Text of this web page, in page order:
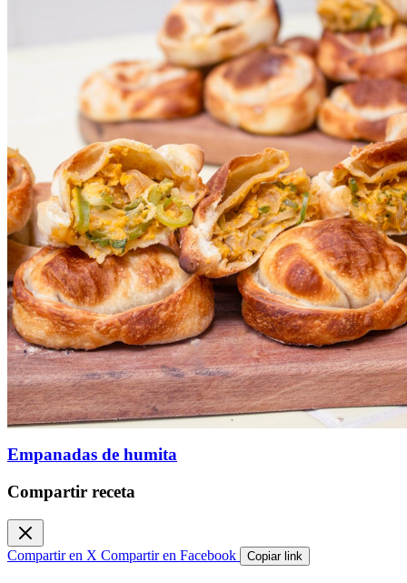
Empanadas de humita
Compartir receta
Compartir en X Compartir en Facebook Copiar link